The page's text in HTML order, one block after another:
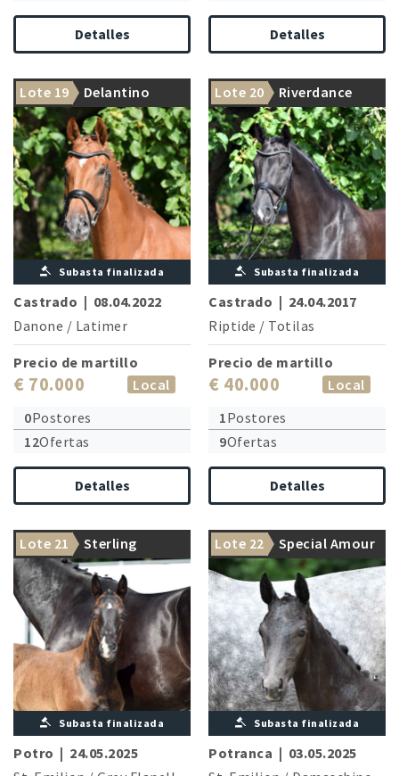
Detalles Detalles
Lote 19 Delantino
Subasta finalizada
Castrado | 08.04.2022
Danone / Latimer
Precio de martillo
€ 70.000
Local
0Postores
12Ofertas
Detalles
Lote 20 Riverdance
Subasta finalizada
Castrado | 24.04.2017
Riptide / Totilas
Precio de martillo
€ 40.000
Local
1Postores
9Ofertas
Detalles
Lote 21 Sterling
Subasta finalizada
Potro | 24.05.2025
Lote 22 Special Amour
Subasta finalizada
Potranca | 03.05.2025